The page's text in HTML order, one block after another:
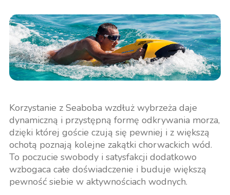
Korzystanie z Seaboba wzdłuż wybrzeża daje
dynamiczną i przystępną formę odkrywania morza,
dzięki której goście czują się pewniej i z większą
ochotą poznają kolejne zakątki chorwackich wód.
To poczucie swobody i satysfakcji dodatkowo
wzbogaca całe doświadczenie i buduje większą
pewność siebie w aktywnościach wodnych.